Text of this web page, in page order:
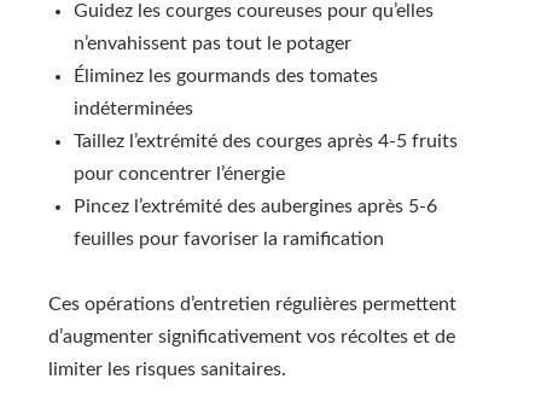
Guidez les courges coureuses pour qu’elles
n’envahissent pas tout le potager
Éliminez les gourmands des tomates
indéterminées
Taillez l’extrémité des courges après 4-5 fruits
pour concentrer l’énergie
Pincez l’extrémité des aubergines après 5-6
feuilles pour favoriser la ramification
Ces opérations d’entretien régulières permettent
d’augmenter significativement vos récoltes et de
limiter les risques sanitaires.